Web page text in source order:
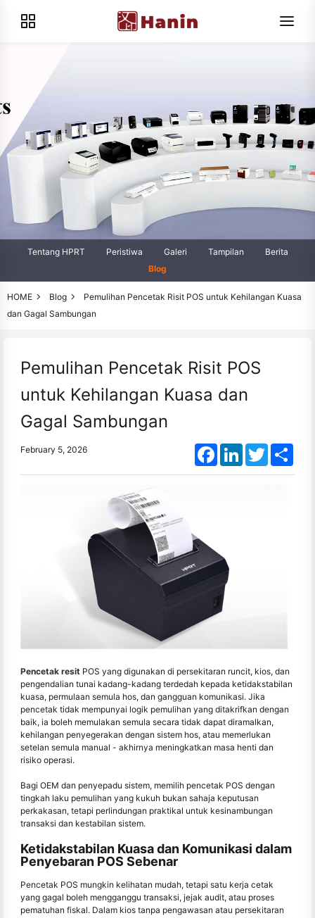
Tentang HPRT Peristiwa Galeri Tampilan
Berita
Blog
HOME Blog
Pemulihan Pencetak Risit POS untuk Kehilangan Kuasa
dan Gagal Sambungan
Pemulihan Pencetak Risit POS
untuk Kehilangan Kuasa dan
Gagal Sambungan
February 5, 2026 FacebookLinkedInTwitter
Pencetak resit POS yang digunakan di persekitaran runcit, kios, dan
pengendalian tunai kadang-kadang terdedah kepada ketidakstabilan
kuasa, permulaan semula hos, dan gangguan komunikasi. Jika
pencetak tidak mempunyai logik pemulihan yang ditakrifkan dengan
baik, ia boleh memulakan semula secara tidak dapat diramalkan,
kehilangan penyegerakan dengan sistem hos, atau memerlukan
setelan semula manual - akhirnya meningkatkan masa henti dan
risiko operasi.
Bagi OEM dan penyepadu sistem, memilih pencetak POS dengan
tingkah laku pemulihan yang kukuh bukan sahaja keputusan
perkakasan, tetapi perlindungan praktikal untuk kesinambungan
transaksi dan kestabilan sistem.
Ketidakstabilan Kuasa dan Komunikasi dalam
Penyebaran POS Sebenar
Pencetak POS mungkin kelihatan mudah, tetapi satu kerja cetak
yang gagal boleh mengganggu transaksi, jejak audit, atau proses
pematuhan fiskal. Dalam kios tanpa pengawasan atau persekitaran